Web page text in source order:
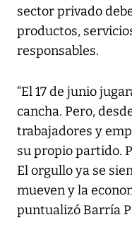
sector privado
productos,
responsables.
“El 17 de junio
cancha. Pero,
trabajadores y
su propio partido.
El orgullo ya se
mueven y la
puntualizó Barría